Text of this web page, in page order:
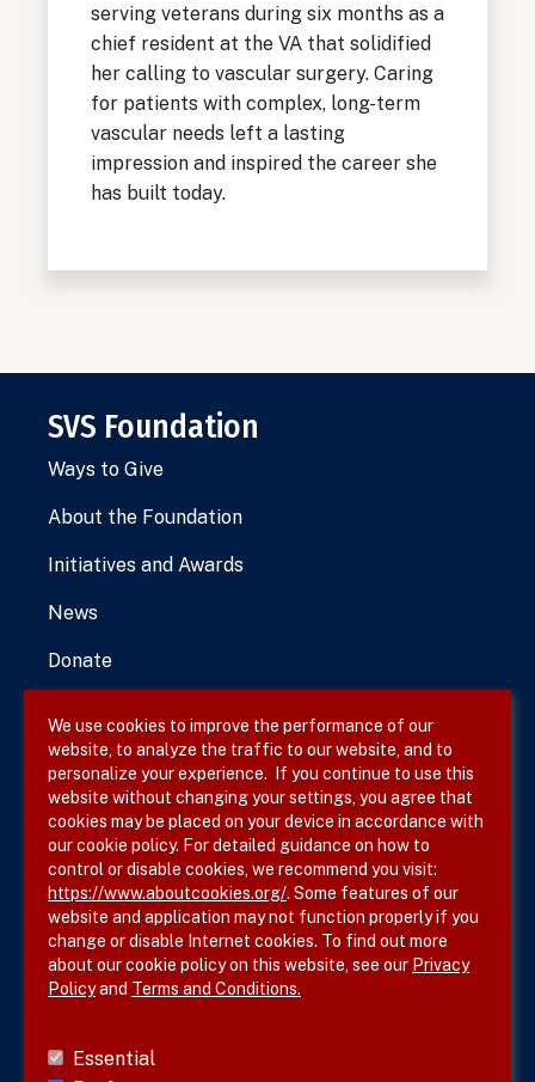
serving veterans during six months as a
chief resident at the VA that solidified
her calling to vascular surgery. Caring
for patients with complex, long-term
vascular needs left a lasting
impression and inspired the career she
has built today.
SVS Foundation
Ways to Give
About the Foundation
Initiatives and Awards
News
Donate
Terms & Conditions
Privacy Policy
Site Map
Follow SVS on
We use cookies to improve the performance of our
website, to analyze the traffic to our website, and to
personalize your experience. If you continue to use this
website without changing your settings, you agree that
cookies may be placed on your device in accordance with
our cookie policy. For detailed guidance on how to
control or disable cookies, we recommend you visit:
https://www.aboutcookies.org/. Some features of our
website and application may not function properly if you
change or disable Internet cookies. To find out more
about our cookie policy on this website, see our Privacy
Policyand Terms and Conditions.
Essential